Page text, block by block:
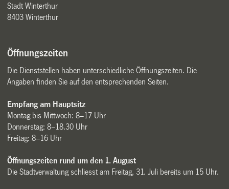
Stadt Winterthur
8403 Winterthur
Öffnungszeiten
Die Dienststellen haben unterschiedliche Öffnungszeiten. Die
Angaben finden Sie auf den entsprechenden Seiten.
Empfang am Hauptsitz
Montag bis Mittwoch: 8–17 Uhr
Donnerstag: 8–18.30 Uhr
Freitag: 8–16 Uhr
Öffnungszeiten rund um den 1. August
Die Stadtverwaltung schliesst am Freitag, 31. Juli bereits um 15 Uhr.